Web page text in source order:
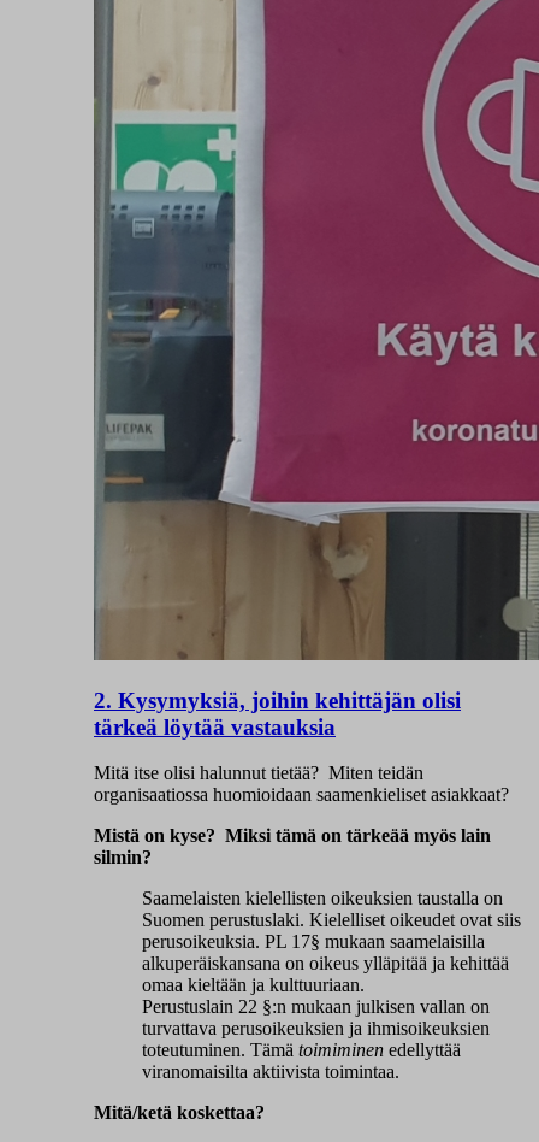
2. Kysymyksiä, joihin kehittäjän olisi
tärkeä löytää vastauksia
Mitä itse olisi halunnut tietää? Miten teidän
organisaatiossa huomioidaan saamenkieliset asiakkaat?
Mistä on kyse? Miksi tämä on tärkeää myös lain
silmin?
Saamelaisten kielellisten oikeuksien taustalla on
Suomen perustuslaki. Kielelliset oikeudet ovat siis
perusoikeuksia. PL 17§ mukaan saamelaisilla
alkuperäiskansana on oikeus ylläpitää ja kehittää
omaa kieltään ja kulttuuriaan.
Perustuslain 22 §:n mukaan julkisen vallan on
turvattava perusoikeuksien ja ihmisoikeuksien
toteutuminen. Tämä toimiminen edellyttää
viranomaisilta aktiivista toimintaa.
Mitä/ketä koskettaa?